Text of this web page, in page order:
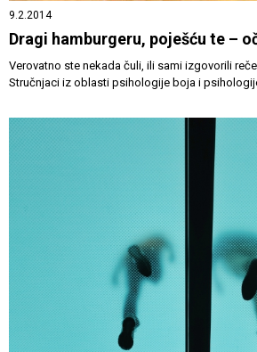
9.2.2014
Dragi hamburgeru, poješću te –
Verovatno ste nekada čuli, ili sami izgovorili
Stručnjaci iz oblasti psihologije boja i